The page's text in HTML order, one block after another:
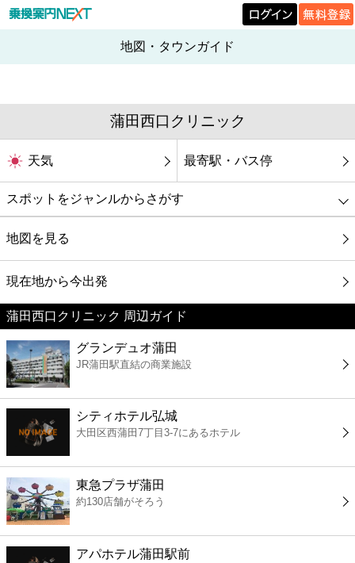
地図・タウンガイド
蒲田西口クリニック
天気 最寄駅・バス停
スポットをジャンルからさがす
グルメ
映画
美容
コンビニ
薬局
スーパー
エンタメ
レジャー
地図を見る
現在地から今出発
蒲田西口クリニック 周辺ガイド
グランデュオ蒲田
JR蒲田駅直結の商業施設
シティホテル弘城
大田区西蒲田7丁目3-7にあるホテル
東急プラザ蒲田
約130店舗がそろう
アパホテル蒲田駅前